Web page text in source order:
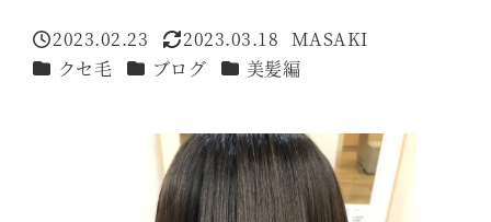
投稿日
2023.02.23
更新日
2023.03.18
著
者
MASAKI
カテゴリー
クセ毛 カテゴリー
ブログ カテゴリー
美髪編